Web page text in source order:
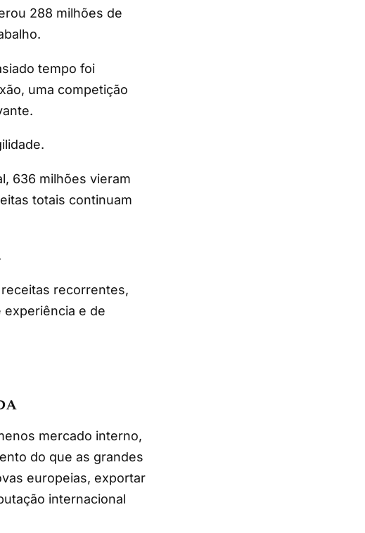
288 milhões de
tempo foi
uma competição
636 milhões vieram
totais continuam
recorrentes,
experiência e de
mercado interno,
do que as grandes
europeias, exportar
internacional